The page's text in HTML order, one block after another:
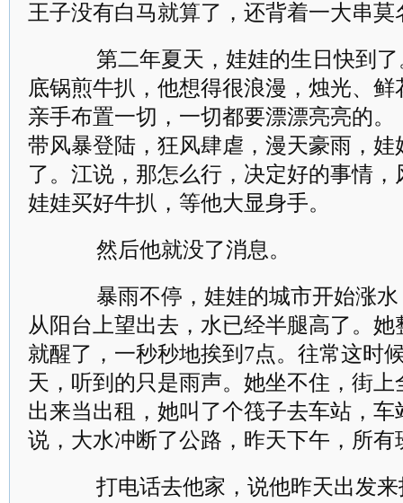
王子没有白马就算了，还背着一大串莫
第二年夏天，娃娃的生日快到了
底锅煎牛扒，他想得很浪漫，烛光、
亲手布置一切，一切都要漂漂亮亮
带风暴登陆，狂风肆虐，漫天豪雨，
了。江说，那怎么行，决定好的事情
娃娃买好牛扒，等他大显身手。
然后他就没了消息。
暴雨不停，娃娃的城市开始涨水
从阳台上望出去，水已经半腿高了。
就醒了，一秒秒地挨到7点。往常这时
天，听到的只是雨声。她坐不住，街
出来当出租，她叫了个筏子去车站，
说，大水冲断了公路，昨天下午，所有
打电话去他家，说他昨天出发来